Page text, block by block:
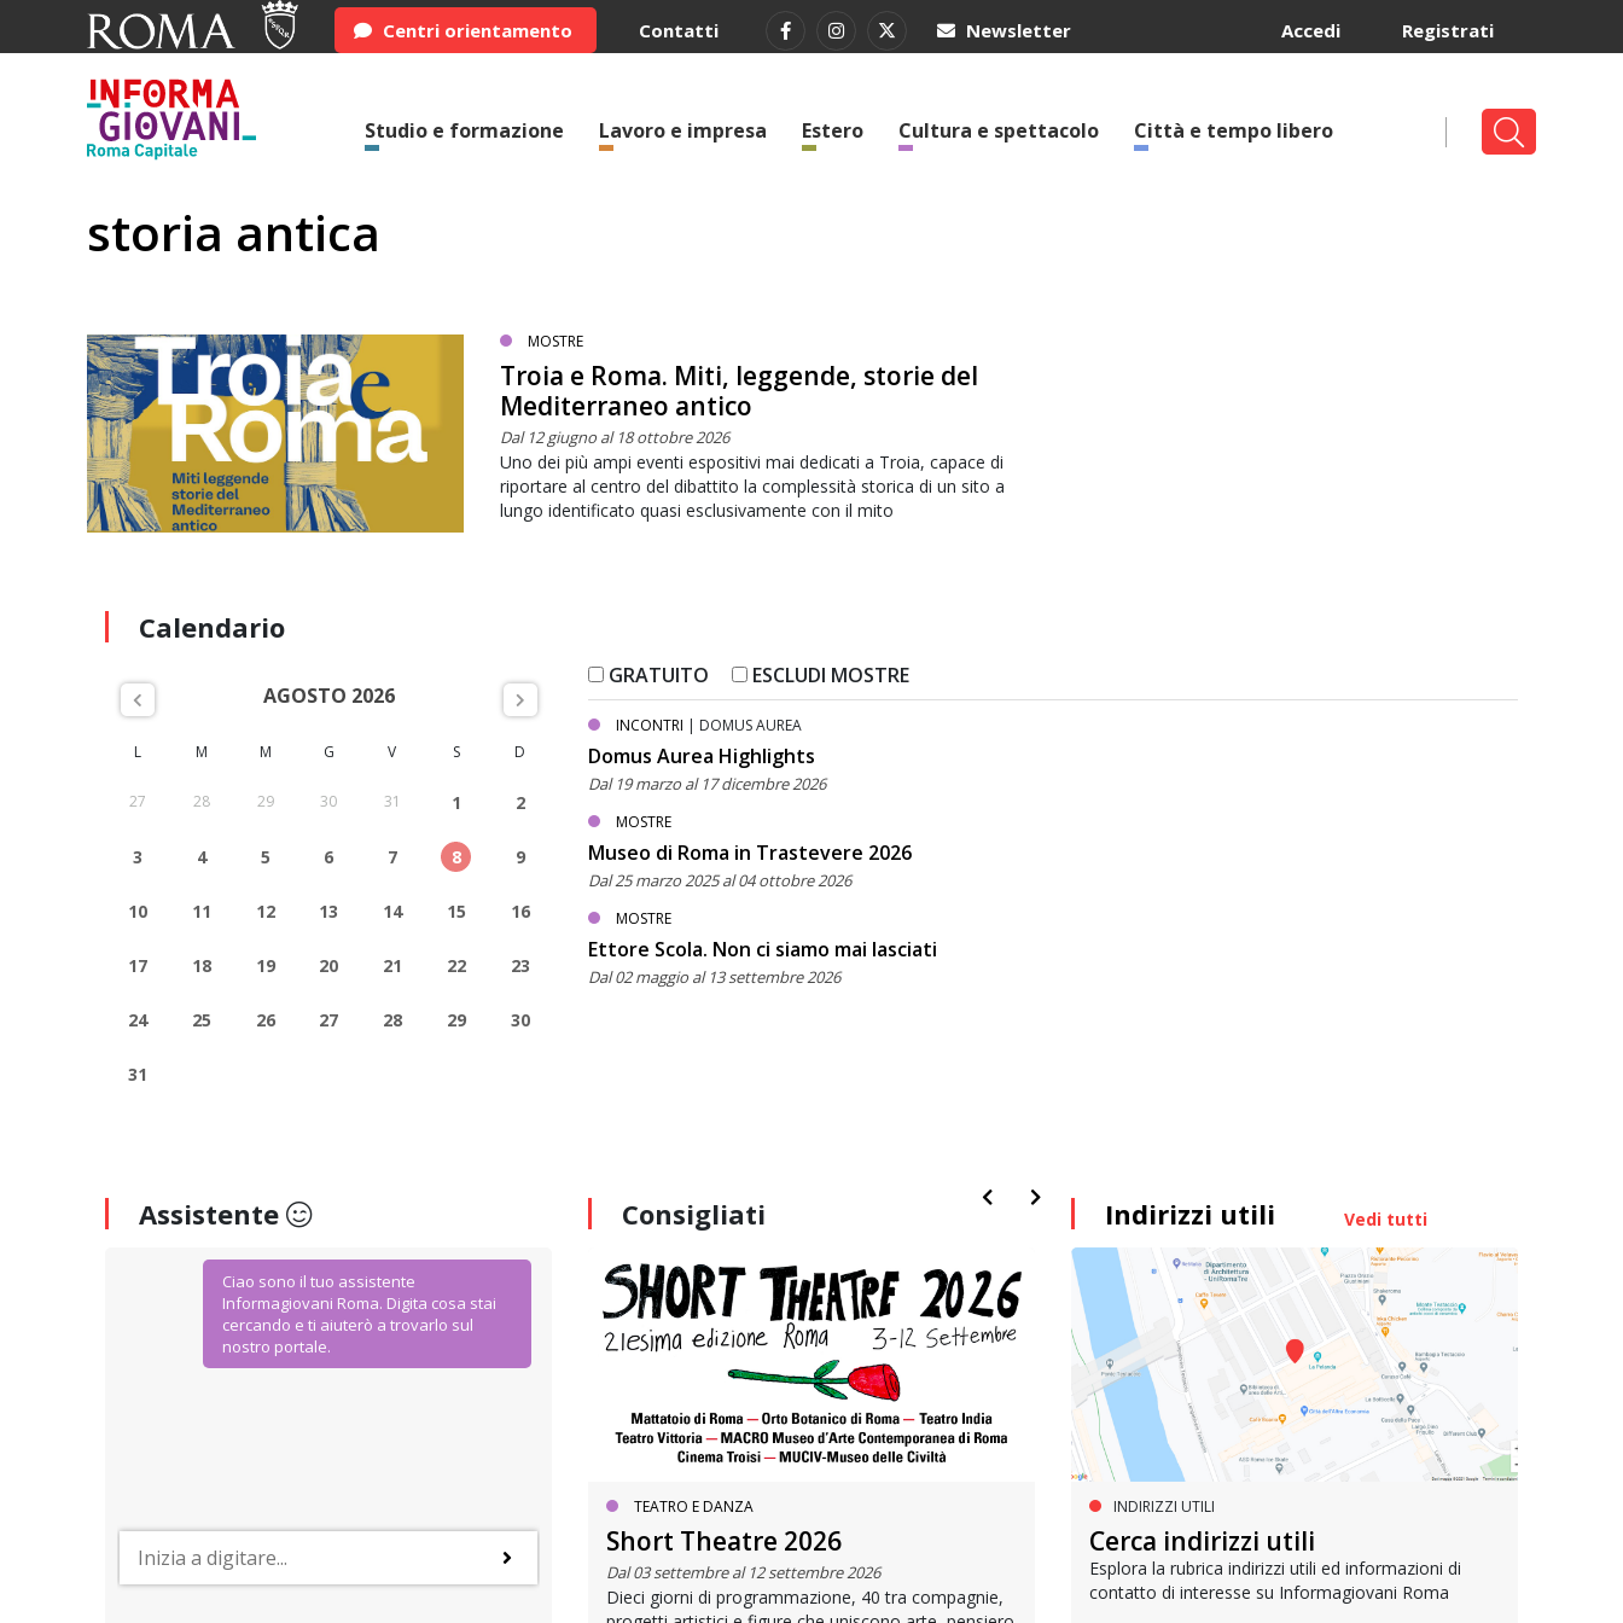
Centri orientamento Contatti Newsletter Registrati
Accedi
Studio e formazione Lavoro e impresa Estero Cultura e spettacolo Città e tempo libero
storia antica
MOSTRE
Troia e Roma. Miti, leggende, storie del
Mediterraneo antico
Dal 12 giugno al 18 ottobre 2026
Uno dei più ampi eventi espositivi mai dedicati a Troia, capace di
riportare al centro del dibattito la complessità storica di un sito a
lungo identificato quasi esclusivamente con il mito
Calendario
AGOSTO 2026
L M M G V S D
27 28 29 30 31 1 2
3 4 5 6 7 8 9
10 11 12 13 14 15 16
17 18 19 20 21 22 23
24 25 26 27 28 29 30
31
GRATUITO ESCLUDI MOSTRE
INCONTRI | DOMUS AUREA
Domus Aurea Highlights
Dal 19 marzo al 17 dicembre 2026
MOSTRE
Museo di Roma in Trastevere 2026
Dal 25 marzo 2025 al 04 ottobre 2026
MOSTRE
Ettore Scola. Non ci siamo mai lasciati
Dal 02 maggio al 13 settembre 2026
Assistente
Ciao sono il tuo assistente
Informagiovani Roma. Digita cosa stai
cercando e ti aiuterò a trovarlo sul
nostro portale.
Consigliati
IoStudio. La Carta dello Studente
TEATRO E DANZA
Short Theatre 2026
Dal 03 settembre al 12 settembre 2026
Dieci giorni di programmazione, 40 tra compagnie,
MUOVERSI A ROMA
Metrebus annuale a 50 euro per
gli under 19
Indirizzi utili Vedi tutti
INDIRIZZI UTILI
Cerca indirizzi utili
Esplora la rubrica indirizzi utili ed informazioni di
contatto di interesse su Informagiovani Roma